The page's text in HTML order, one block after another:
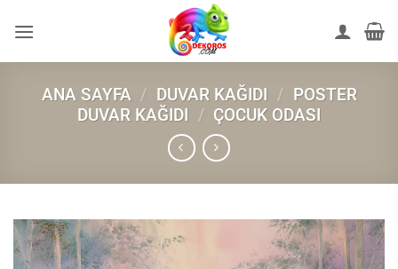
atla
ANA SAYFA / DUVAR KAĞIDI / POSTER
DUVAR KAĞIDI / ÇOCUK ODASI